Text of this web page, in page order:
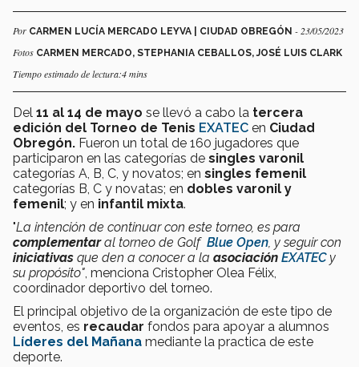
Por CARMEN LUCÍA MERCADO LEYVA | CIUDAD OBREGÓN - 23/05/2023
Fotos CARMEN MERCADO, STEPHANIA CEBALLOS, JOSÉ LUIS CLARK
Tiempo estimado de lectura:4 mins
Del 11 al 14 de mayo se llevó a cabo la tercera
edición del Torneo de Tenis EXATEC en Ciudad
Obregón. Fueron un total de 160 jugadores que
participaron en las categorías de singles varonil
categorías A, B, C, y novatos; en singles femenil
categorías B, C y novatas; en dobles varonil y
femenil; y en infantil mixta.
"La intención de continuar con este torneo, es para
complementaral torneo de Golf Blue Open , y seguir con
iniciativas que den a conocer a la asociación EXATECy
su propósito" , menciona Cristopher Olea Félix,
coordinador deportivo del torneo.
El principal objetivo de la organización de este tipo de
eventos, es recaudar fondos para apoyar a alumnos
Líderes del Mañana mediante la practica de este
deporte.